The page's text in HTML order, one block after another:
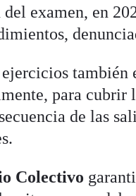
examen, en
también
para cubrir
de las
Colectivo